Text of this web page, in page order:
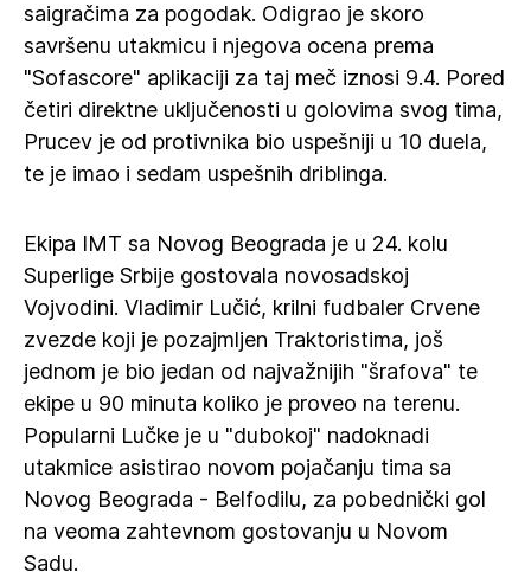
saigračima za pogodak. Odigrao je skoro
savršenu utakmicu i njegova ocena prema
"Sofascore" aplikaciji za taj meč iznosi 9.4. Pored
četiri direktne uključenosti u golovima svog tima,
Prucev je od protivnika bio uspešniji u 10 duela,
te je imao i sedam uspešnih driblinga.
Ekipa IMT sa Novog Beograda je u 24. kolu
Superlige Srbije gostovala novosadskoj
Vojvodini. Vladimir Lučić, krilni fudbaler Crvene
zvezde koji je pozajmljen Traktoristima, još
jednom je bio jedan od najvažnijih "šrafova" te
ekipe u 90 minuta koliko je proveo na terenu.
Popularni Lučke je u "dubokoj" nadoknadi
utakmice asistirao novom pojačanju tima sa
Novog Beograda - Belfodilu, za pobednički gol
na veoma zahtevnom gostovanju u Novom
Sadu.